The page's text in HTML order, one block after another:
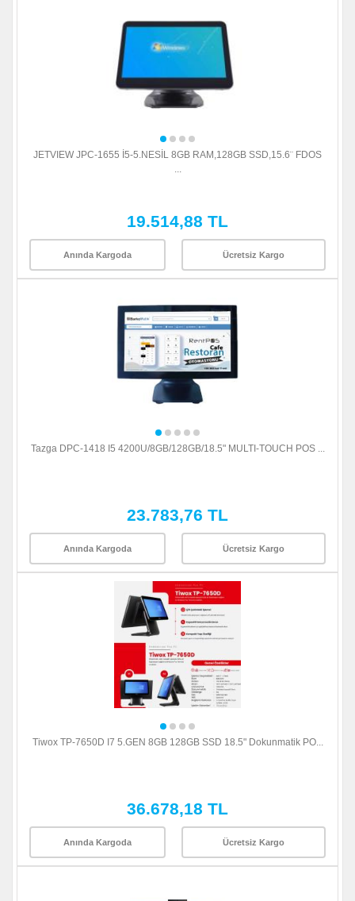
JETVIEW JPC-1655 İ5-5.NESİL 8GB RAM,128GB SSD,15.6¨ FDOS
...
19.514,88 TL
Anında Kargoda Ücretsiz Kargo
Tazga DPC-1418 I5 4200U/8GB/128GB/18.5" MULTI-TOUCH POS ...
23.783,76 TL
Anında Kargoda Ücretsiz Kargo
Tiwox TP-7650D I7 5.GEN 8GB 128GB SSD 18.5" Dokunmatik PO...
36.678,18 TL
Anında Kargoda Ücretsiz Kargo